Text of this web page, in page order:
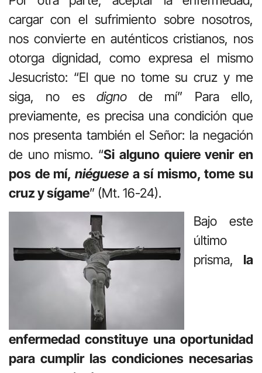
cargar con el sufrimiento sobre nosotros,
nos convierte en auténticos cristianos, nos
otorga dignidad, como expresa el mismo
Jesucristo: “El que no tome su cruz y me
siga, no es dignode mí” Para ello,
previamente, es precisa una condición que
nos presenta también el Señor: la negación
de uno mismo. “Si alguno quiere venir en
pos de mí, niéguesea sí mismo, tome su
cruz y sígame” (Mt. 16-24).
Bajo este
último
prisma, la
enfermedad constituye una oportunidad
para cumplir las condiciones necesarias